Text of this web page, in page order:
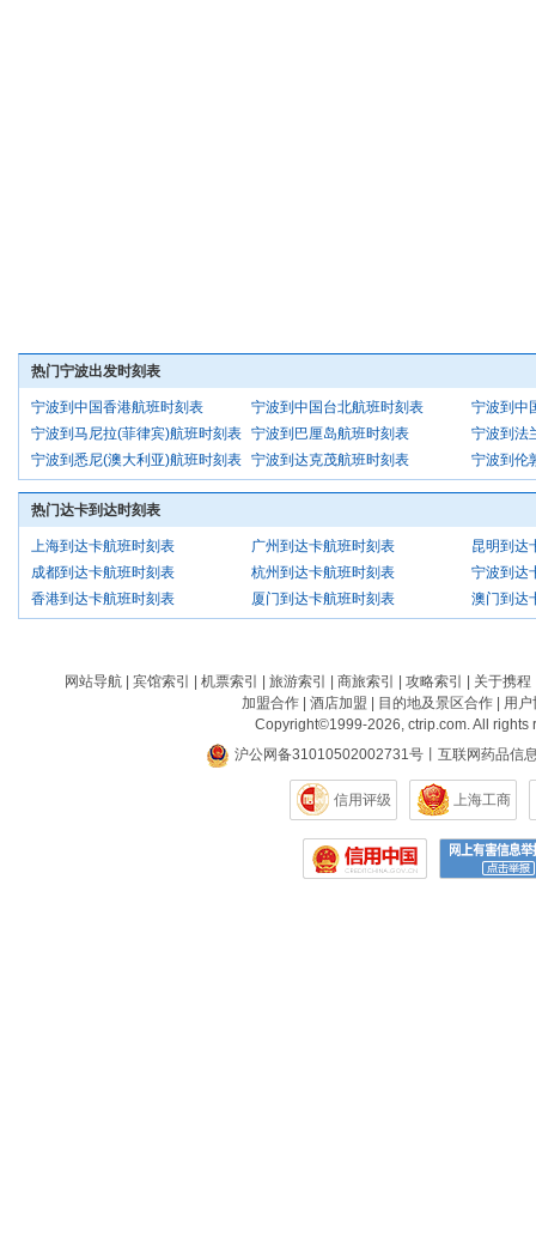
热门宁波出发时刻表
宁波到中国香港航班时刻表 宁波到中国台北航班时刻表
宁波到中
宁波到马尼拉(菲律宾)航班时刻表 宁波到巴厘岛航班时刻表
宁波到法
宁波到悉尼(澳大利亚)航班时刻表 宁波到达克茂航班时刻表 宁波到伦
热门达卡到达时刻表
上海到达卡航班时刻表 广州到达卡航班时刻表
昆明到达
成都到达卡航班时刻表
杭州到达卡航班时刻表
宁波到达
香港到达卡航班时刻表
厦门到达卡航班时刻表 澳门到达
网站导航| 宾馆索引 机票索引 旅游索引 商旅索引 攻略索引 关于携程
加盟合作
酒店加盟 目的地及景区合作
用户
Copyright©1999-2026, ctrip.com. All rights
沪公网备31010502002731号
互联网药品信
信用评级 上海工商